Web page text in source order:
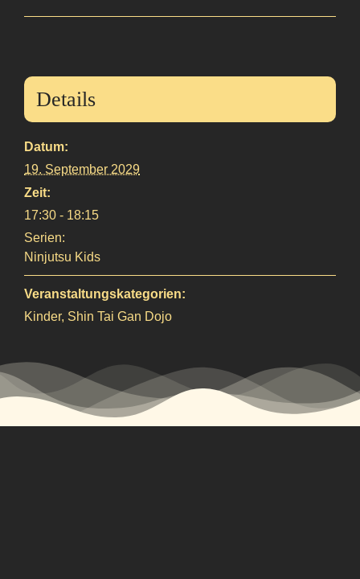
Details
Datum:
19. September 2029
Zeit:
17:30 - 18:15
Serien:
Ninjutsu Kids
Veranstaltungskategorien:
Kinder, Shin Tai Gan Dojo